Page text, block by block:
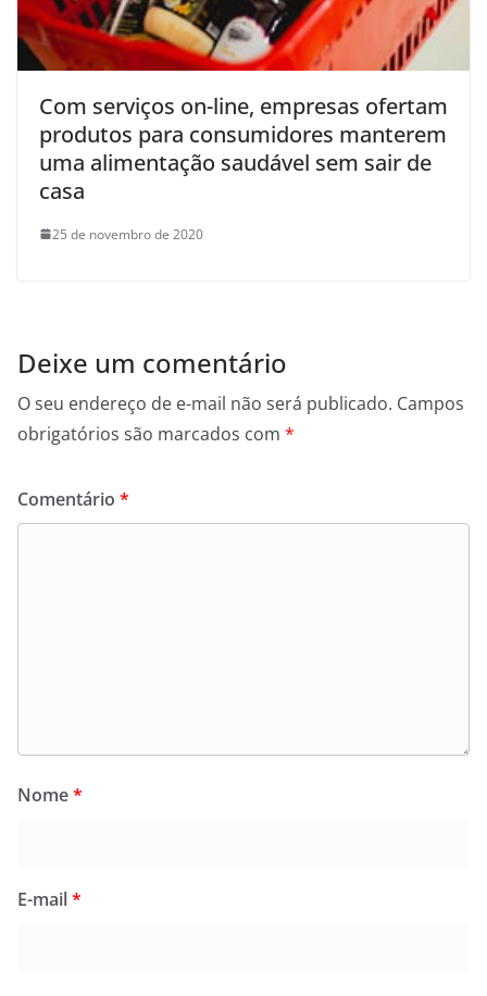
Com serviços on-line, empresas ofertam
produtos para consumidores manterem
uma alimentação saudável sem sair de
casa
25 de novembro de 2020
Deixe um comentário
O seu endereço de e-mail não será publicado. Campos
obrigatórios são marcados com *
Comentário *
Nome*
E-mail*